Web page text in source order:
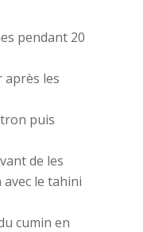
pendant 20
après les
puis
de les
le tahini
cumin en